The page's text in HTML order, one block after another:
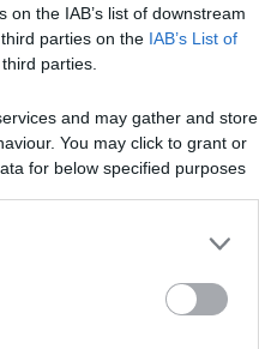
the IAB’s list of downstream
parties on the IAB’s List of
parties.
and may gather and store
You may click to grant or
for below specified purposes
6,9 17
p...